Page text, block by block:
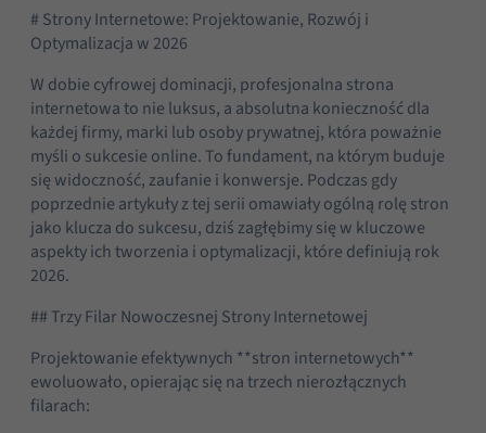
# Strony Internetowe: Projektowanie, Rozwój i
Optymalizacja w 2026
W dobie cyfrowej dominacji, profesjonalna strona
internetowa to nie luksus, a absolutna konieczność dla
każdej firmy, marki lub osoby prywatnej, która poważnie
myśli o sukcesie online. To fundament, na którym buduje
się widoczność, zaufanie i konwersje. Podczas gdy
poprzednie artykuły z tej serii omawiały ogólną rolę stron
jako klucza do sukcesu, dziś zagłębimy się w kluczowe
aspekty ich tworzenia i optymalizacji, które definiują rok
2026.
## Trzy Filar Nowoczesnej Strony Internetowej
Projektowanie efektywnych **stron internetowych**
ewoluowało, opierając się na trzech nierozłącznych
filarach: